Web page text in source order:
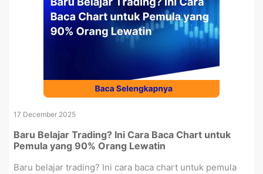
17 December 2025
Baru Belajar Trading? Ini Cara Baca Chart untuk
Pemula yang 90% Orang Lewatin
Baru belajar trading? Ini cara baca chart untuk pemula